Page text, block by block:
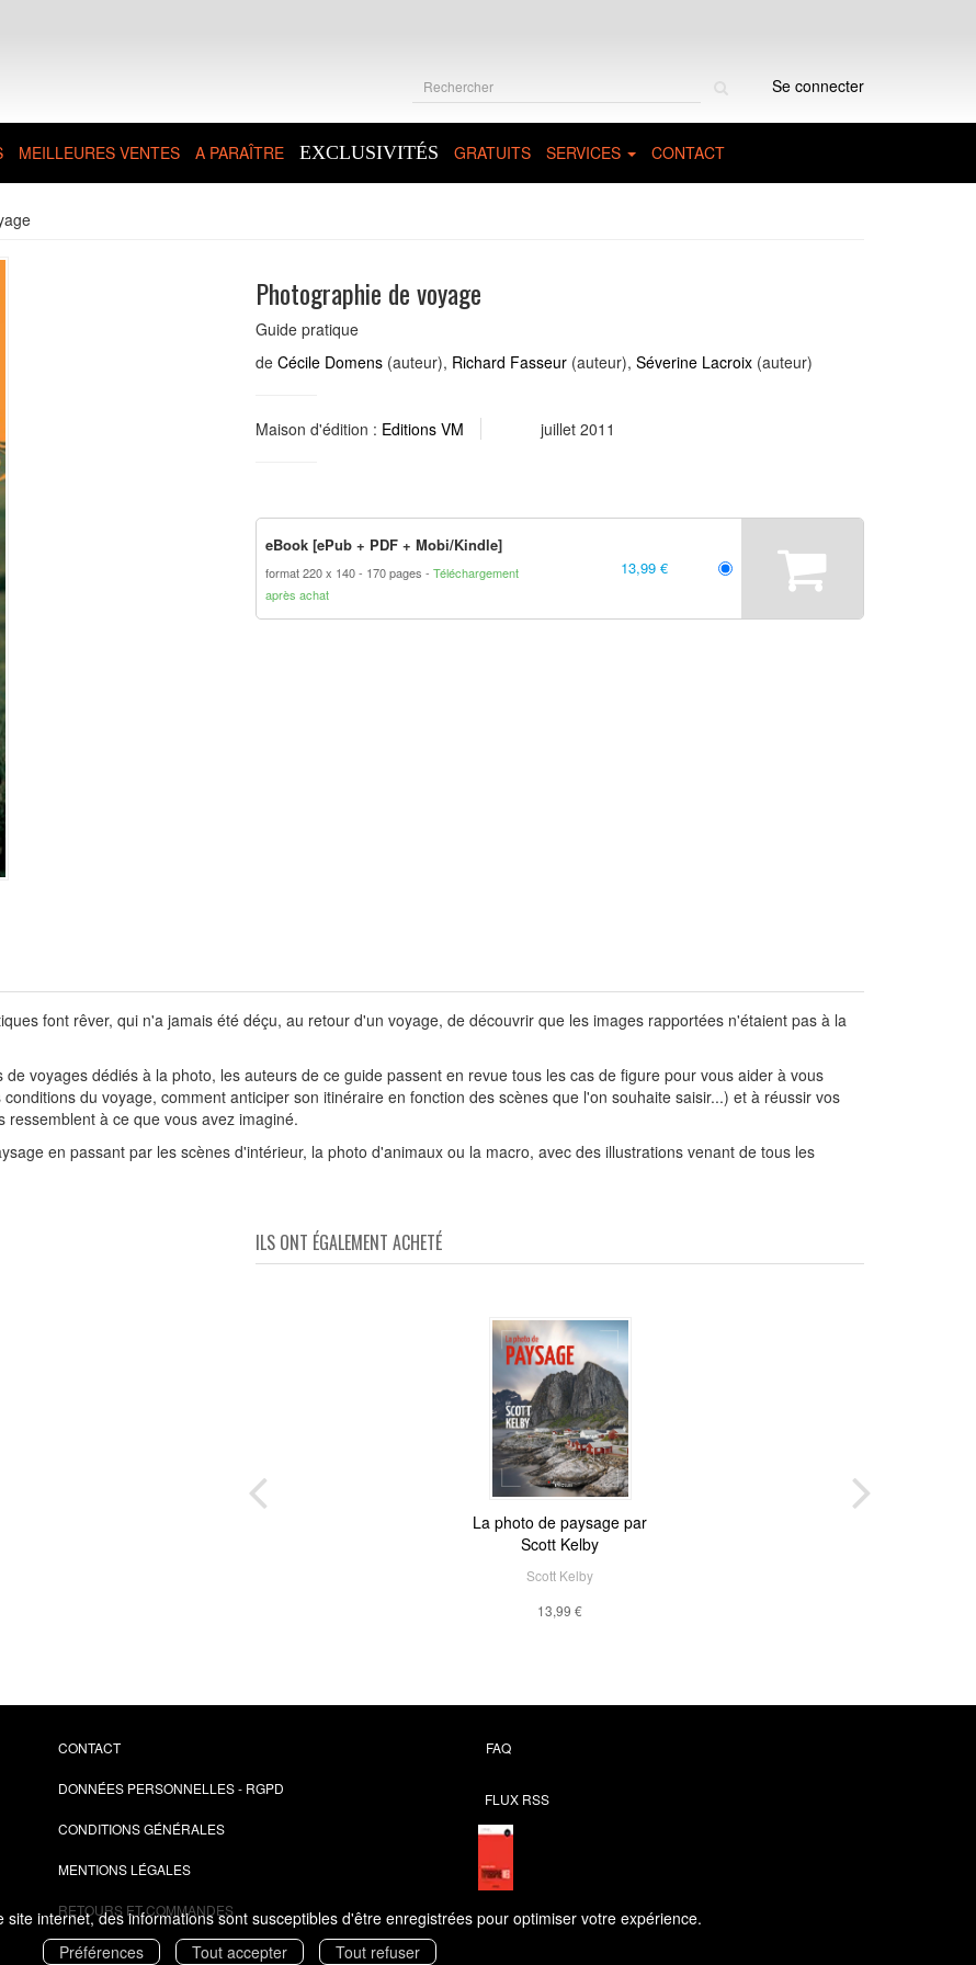
site internet, des informations sont susceptibles d'être enregistrées pour optimiser votre expérience.
Préférences
Tout accepter Tout refuser
Se connecter
MEILLEURES VENTES A PARAÎTRE EXCLUSIVITÉS GRATUITS SERVICES CONTACT
Photographie de voyage
Guide pratique
de Cécile Domens (auteur), Richard Fasseur (auteur), Séverine Lacroix (auteur)
Maison d'édition : Editions VM juillet 2011
eBook [ePub + PDF + Mobi/Kindle]
format 220 x 140 170 pages
Téléchargement
après achat
13,99 €
font rêver, qui n'a jamais été déçu, au retour d'un voyage, de découvrir que les images rapportées n'étaient pas à la
voyages dédiés à la photo, les auteurs de ce guide passent en revue tous les cas de figure pour vous aider à vous
du voyage, comment anticiper son itinéraire en fonction des scènes que l'on souhaite saisir...) et à réussir vos
à ce que vous avez imaginé.
en passant par les scènes d'intérieur, la photo d'animaux ou la macro, avec des illustrations venant de tous les
ILS ONT ÉGALEMENT ACHETÉ
La photo de paysage par
Scott Kelby
Scott Kelby
13,99 €
CONTACT
DONNÉES PERSONNELLES - RGPD
CONDITIONS GÉNÉRALES
MENTIONS LÉGALES
RETOURS ET COMMANDES
FAQ
FLUX RSS